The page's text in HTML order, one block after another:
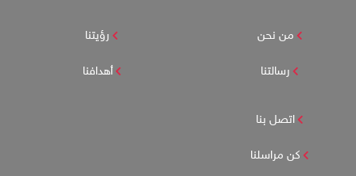
من نحن
رسالتنا
رؤيتنا
أهدافنا
اتصل بنا
كن مراسلنا